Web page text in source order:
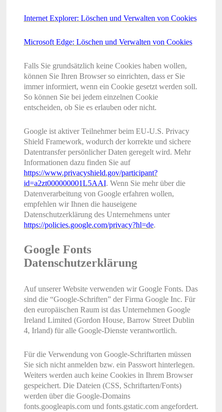
Internet Explorer: Löschen und Verwalten von Cookies
Microsoft Edge: Löschen und Verwalten von Cookies
Falls Sie grundsätzlich keine Cookies haben wollen,
können Sie Ihren Browser so einrichten, dass er Sie
immer informiert, wenn ein Cookie gesetzt werden soll.
So können Sie bei jedem einzelnen Cookie
entscheiden, ob Sie es erlauben oder nicht.
Google ist aktiver Teilnehmer beim EU-U.S. Privacy
Shield Framework, wodurch der korrekte und sichere
Datentransfer persönlicher Daten geregelt wird. Mehr
Informationen dazu finden Sie auf
https://www.privacyshield.gov/participant?
id=a2zt000000001L5AAI. Wenn Sie mehr über die
Datenverarbeitung von Google erfahren wollen,
empfehlen wir Ihnen die hauseigene
Datenschutzerklärung des Unternehmens unter
https://policies.google.com/privacy?hl=de.
Google Fonts
Datenschutzerklärung
Auf unserer Website verwenden wir Google Fonts. Das
sind die “Google-Schriften” der Firma Google Inc. Für
den europäischen Raum ist das Unternehmen Google
Ireland Limited (Gordon House, Barrow Street Dublin
4, Irland) für alle Google-Dienste verantwortlich.
Für die Verwendung von Google-Schriftarten müssen
Sie sich nicht anmelden bzw. ein Passwort hinterlegen.
Weiters werden auch keine Cookies in Ihrem Browser
gespeichert. Die Dateien (CSS, Schriftarten/Fonts)
werden über die Google-Domains
fonts.googleapis.com und fonts.gstatic.com angefordert.